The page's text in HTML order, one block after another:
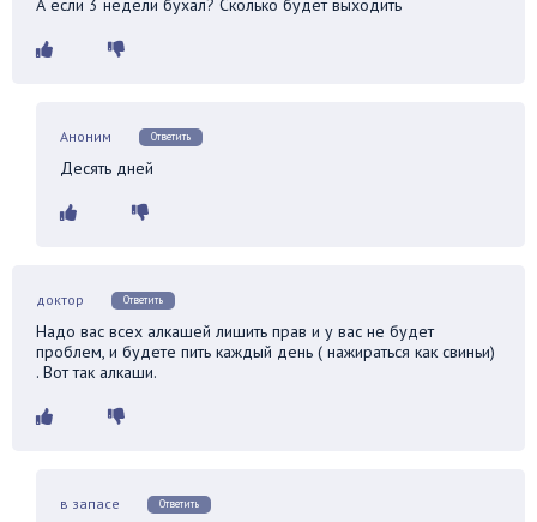
А если 3 недели бухал? Сколько будет выходить
Аноним Ответить
Десять дней
доктор Ответить
Надо вас всех алкашей лишить прав и у вас не будет
проблем, и будете пить каждый день ( нажираться как свиньи)
. Вот так алкаши.
в запасе Ответить